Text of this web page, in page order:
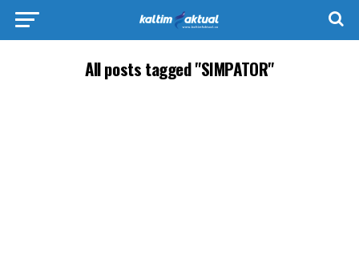
All posts tagged "SIMPATOR"